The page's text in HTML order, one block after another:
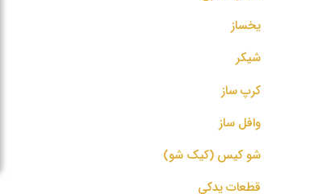
یخساز
شیکر
کرپ ساز
وافل ساز
شو کیس (کیک شو)
قطعات یدکی